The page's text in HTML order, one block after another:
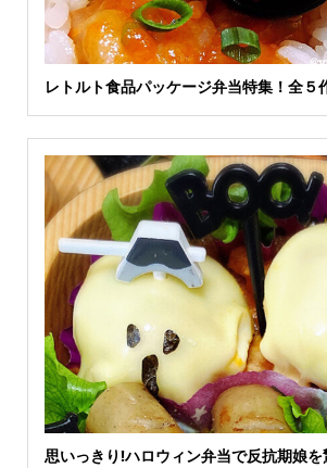
レトルト食品パッケージ弁当特集！全５
思いっきり!ハロウィン弁当で反抗期娘